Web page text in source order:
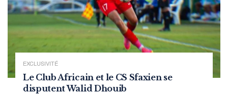
EXCLUSIVITÉ
Le Club Africain et le CS Sfaxien se
disputent Walid Dhouib